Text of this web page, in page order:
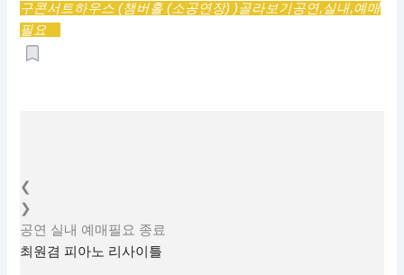
구콘서트하우스 (챔버홀 (소공연장) )골라보기공연,실내,예매
필요
❮
❯
공연 실내 예매필요 종료
최원겸 피아노 리사이틀